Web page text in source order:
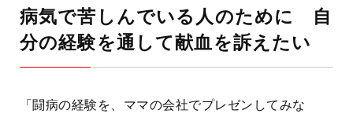
病気で苦しんでいる人のために 自
分の経験を通して献血を訴えたい
「闘病の経験を、ママの会社でプレゼンしてみな